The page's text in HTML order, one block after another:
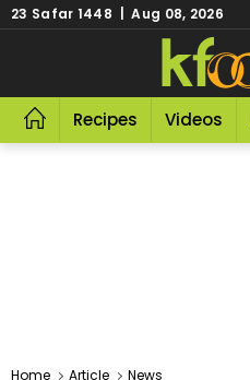
23 Safar 1448 | Aug 08, 2026
Recipes Videos
Home Article News